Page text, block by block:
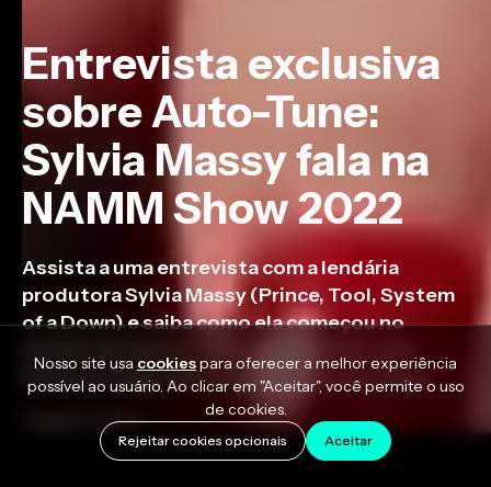
Entrevista exclusiva
sobre Auto-Tune:
Sylvia Massy fala na
NAMM Show 2022
Assista a uma entrevista com a lendária
produtora Sylvia Massy (Prince, Tool, System
of a Down) e saiba como ela começou no
Prince e a importância de ser um bom 'hang'.
August 4, 2022
Nosso site usa cookiespara oferecer a melhor experiência
possível ao usuário. Ao clicar em "Aceitar", você permite o uso
de cookies.
Rejeitar cookies opcionais Aceitar